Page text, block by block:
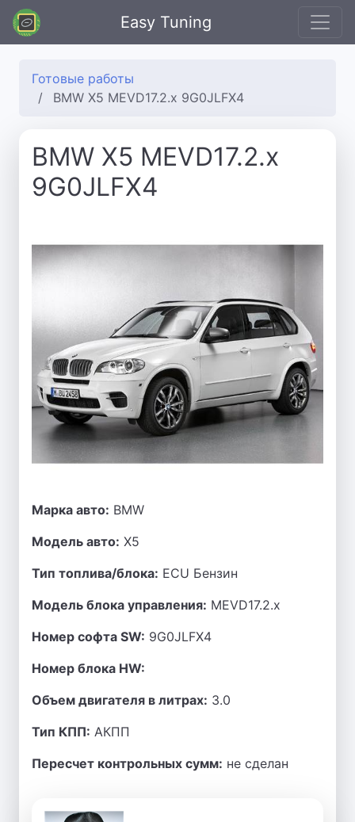
Easy Tuning
Готовые работы
BMW X5 MEVD17.2.x 9G0JLFX4
BMW X5 MEVD17.2.x
9G0JLFX4
Марка авто: BMW
Модель авто: X5
Тип топлива/блока: ECU Бензин
Модель блока управления: MEVD17.2.x
Номер софта SW: 9G0JLFX4
Номер блока HW:
Объем двигателя в литрах: 3.0
Тип КПП: АКПП
Пересчет контрольных сумм: не сделан